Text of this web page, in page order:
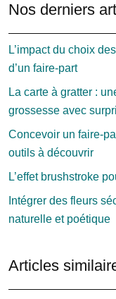
Nos derniers
L’impact du choix
d’un faire-part
La carte à gratter :
grossesse avec
Concevoir un faire-
outils à découvrir
L’effet brushstroke
Intégrer des fleurs
naturelle et poétique
Articles